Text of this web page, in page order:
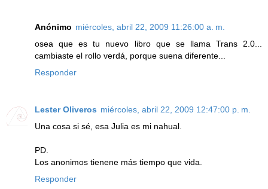
Anónimo miércoles, abril 22, 2009 11:26:00 a. m.
osea que es tu nuevo libro que se llama Trans 2.0...
cambiaste el rollo verdá, porque suena diferente...
Responder
Lester Oliveros miércoles, abril 22, 2009 12:47:00 p. m.
Una cosa si sé, esa Julia es mi nahual.
PD.
Los anonimos tienene más tiempo que vida.
Responder